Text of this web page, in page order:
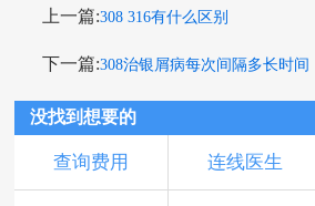
上一篇:308 316有什么区别
下一篇:308治银屑病每次间隔多长时间
没找到想要的
查询费用 连线医生